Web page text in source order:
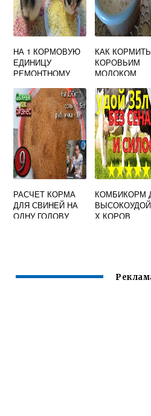
НА 1 КОРМОВУЮ
ЕДИНИЦУ
РЕМОНТНОМУ
ДАЮТ
КАК КОРМИТЬ
КОРОВЬИМ
МОЛОКОМ
РАСЧЕТ КОРМА
ДЛЯ СВИНЕЙ НА
ОДНУ ГОЛОВУ
КОМБИКОРМ
Х КОРОВ